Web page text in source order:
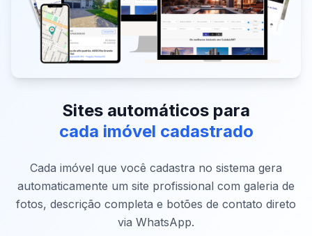
Sites automáticos para
cada imóvel cadastrado
Cada imóvel que você cadastra no sistema gera
automaticamente um site profissional com galeria de
fotos, descrição completa e botões de contato direto
via WhatsApp.